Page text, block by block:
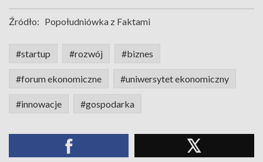
Źródło: Popołudniówka z Faktami
#startup #rozwój #biznes
#forum ekonomiczne #uniwersytet ekonomiczny
#innowacje #gospodarka